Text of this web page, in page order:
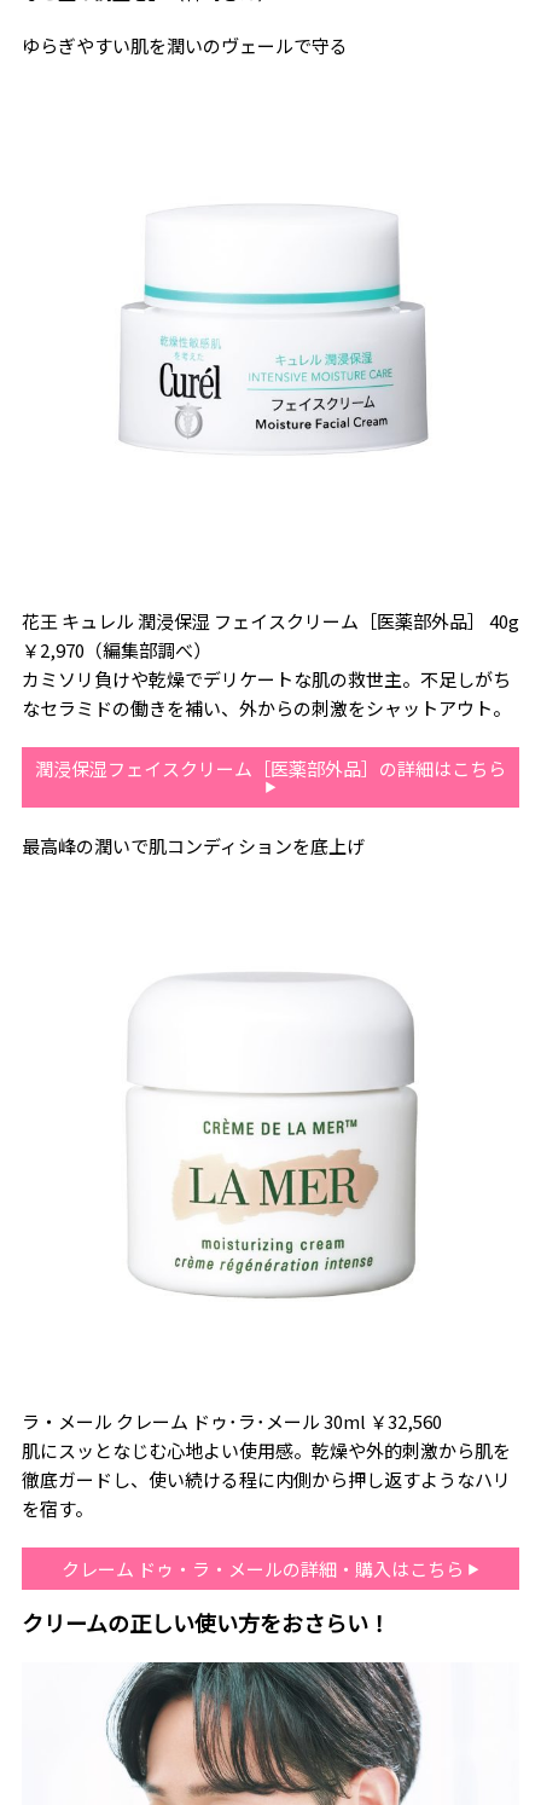
ゆらぎやすい肌を潤いのヴェールで守る
花王 キュレル 潤浸保湿 フェイスクリーム［医薬部外品］ 40g
￥2,970（編集部調べ）
カミソリ負けや乾燥でデリケートな肌の救世主。不足しがち
なセラミドの働きを補い、外からの刺激をシャットアウト。
潤浸保湿フェイスクリーム［医薬部外品］の詳細はこちら
最高峰の潤いで肌コンディションを底上げ
ラ・メール クレーム ドゥ･ラ･メール 30ml ￥32,560
肌にスッとなじむ心地よい使用感。乾燥や外的刺激から肌を
徹底ガードし、使い続ける程に内側から押し返すようなハリ
を宿す。
クレーム ドゥ・ラ・メールの詳細・購入はこちら
クリームの正しい使い方をおさらい！